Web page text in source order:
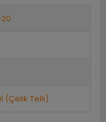
(Çelik Telli)